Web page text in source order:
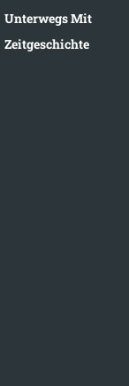
Unterwegs Mit
Zeitgeschichte